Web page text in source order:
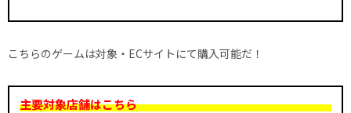
こちらのゲームは対象・ECサイトにて購入可能だ！
主要対象店舗はこちら